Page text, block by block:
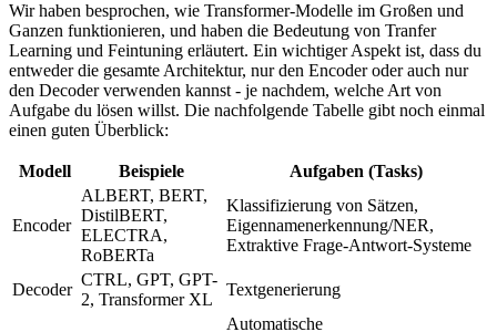
Wir haben besprochen, wie Transformer-Modelle im Großen und
Ganzen funktionieren, und haben die Bedeutung von Tranfer
Learning und Feintuning erläutert. Ein wichtiger Aspekt ist, dass du
entweder die gesamte Architektur, nur den Encoder oder auch nur
den Decoder verwenden kannst - je nachdem, welche Art von
Aufgabe du lösen willst. Die nachfolgende Tabelle gibt noch einmal
einen guten Überblick:
Modell Beispiele Aufgaben (Tasks)
Encoder
ALBERT, BERT,
DistilBERT,
ELECTRA,
RoBERTa
Klassifizierung von Sätzen,
Eigennamenerkennung/NER,
Extraktive Frage-Antwort-Systeme
Decoder
CTRL, GPT, GPT-
2, Transformer XL
Textgenerierung
Automatische